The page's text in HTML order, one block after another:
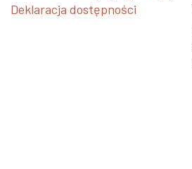
Deklaracja dostępności